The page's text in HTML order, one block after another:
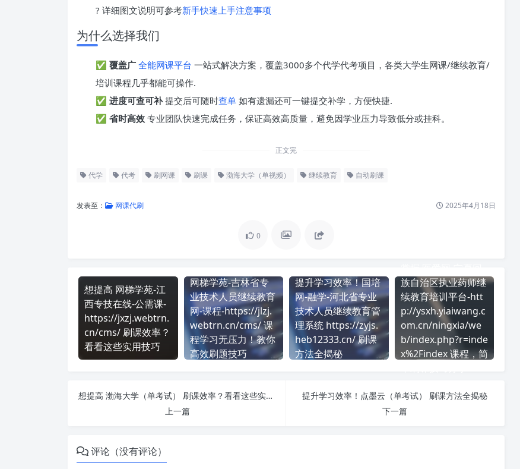
? 详细图文说明可参考新手快速上手注意事项
为什么选择我们
✅ 覆盖广 全能网课平台 一站式解决方案，覆盖3000多个代学代考项目，各类大学生网课/继续教育/
培训课程几乎都能可操作.
✅ 进度可查可补提交后可随时查单 如有遗漏还可一键提交补学，方便快捷.
✅ 省时高效 专业团队快速完成任务，保证高效高质量，避免因学业压力导致低分或挂科。
正文完
代学 代考 刷网课 刷课 渤海大学（单视频） 继续教育 自动刷课
发表至： 网课代刷 2025年4月18日
0
想提高 网梯学苑-江
西专技在线-公需课-
https://jxzj.webtrn.
cn/cms/ 刷课效率？
看看这些实用技巧
网梯学苑-吉林省专
业技术人员继续教育
网-课程-https://jlzj.
webtrn.cn/cms/ 课
程学习无压力！教你
高效刷题技巧
提升学习效率！国培
网-融学-河北省专业
技术人员继续教育管
理系统 https://zyjs.
heb12333.cn/ 刷课
方法全揭秘
族自治区执业药师继
续教育培训平台-htt
p://ysxh.yiaiwang.c
om.cn/ningxia/we
b/index.php?r=inde
x%2Findex 课程，简
想提高 渤海大学（单考试） 刷课效率？看看这些实用技巧
上一篇
提升学习效率！点墨云（单考试） 刷课方法全揭秘
下一篇
评论（没有评论）